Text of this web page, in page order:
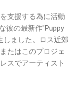
支援する為に活動
彼の最新作"Puppy
しました。ロス近郊
たはこのプロジェ
スでアーティスト